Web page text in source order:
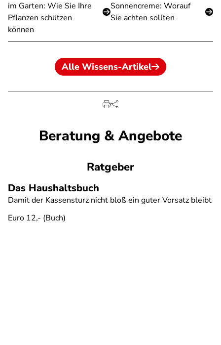
im Garten: Wie Sie Ihre
Pflanzen schützen
können
Sonnencreme: Worauf
Sie achten sollten
Alle Wissens-Artikel
Beratung & Angebote
Ratgeber
Das Haushaltsbuch
Damit der Kassensturz nicht bloß ein guter Vorsatz bleibt
Euro 12,- (Buch)